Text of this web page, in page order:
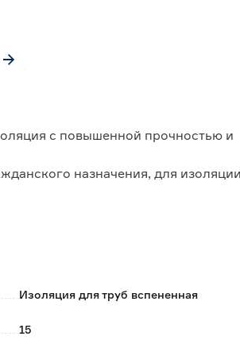
с повышенной прочностью и
назначения, для изоляции
монтаж.
Изоляция для труб вспененная
15